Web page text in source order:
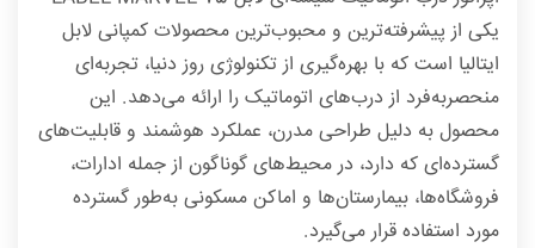
یکی از پیشرفته‌ترین و محبوب‌ترین محصولات کمپانی لابل
ایتالیا است که با بهره‌گیری از تکنولوژی روز دنیا، تجربه‌ای
منحصربه‌فرد از درب‌های اتوماتیک را ارائه می‌دهد. این
محصول به دلیل طراحی مدرن، عملکرد هوشمند و قابلیت‌های
گسترده‌ای که دارد، در محیط‌های گوناگون از جمله ادارات،
فروشگاه‌ها، بیمارستان‌ها و اماکن مسکونی به‌طور گسترده
مورد استفاده قرار می‌گیرد.